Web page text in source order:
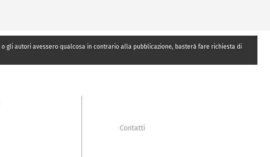
gli autori avessero qualcosa in contrario alla pubblicazione, basterà fare richiesta di
Contatti